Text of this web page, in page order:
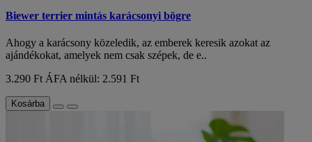
Biewer terrier mintás karácsonyi bögre
Ahogy a karácsony közeledik, az emberek keresik azokat az
ajándékokat, amelyek nem csak szépek, de e..
3.290 FtÁFA nélkül: 2.591 Ft
Kosárba